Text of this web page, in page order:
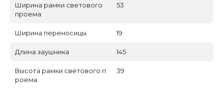
Ширина рамки светового
проема
53
Ширина переносицы 19
Длина заушника 145
Высота рамки светового п
роема
39